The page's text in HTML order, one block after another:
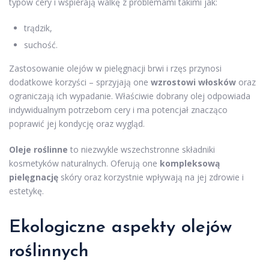
trądzik,
suchość.
Zastosowanie olejów w pielęgnacji brwi i rzęs przynosi
dodatkowe korzyści – sprzyjają one wzrostowi włosków oraz
ograniczają ich wypadanie. Właściwie dobrany olej odpowiada
indywidualnym potrzebom cery i ma potencjał znacząco
poprawić jej kondycję oraz wygląd.
Oleje roślinne to niezwykle wszechstronne składniki
kosmetyków naturalnych. Oferują one kompleksową
pielęgnację skóry oraz korzystnie wpływają na jej zdrowie i
estetykę.
Ekologiczne aspekty olejów
roślinnych